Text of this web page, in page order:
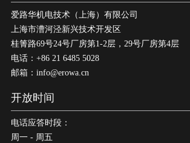
爱路华机电技术（上海）有限公司
上海市漕河泾新兴技术开发区
桂箐路69号24号厂房第1-2层，29号厂房第4层
电话：+86 21 6485 5028
邮箱：info@erowa.cn
开放时间
电话应答时段：
周一 - 周五